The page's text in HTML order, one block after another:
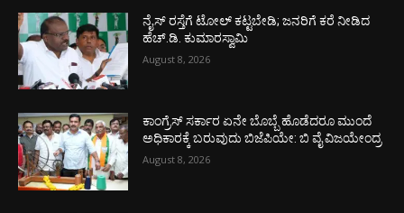
ನೈಸ್ ರಸ್ತೆಗೆ ಟೋಲ್ ಕಟ್ಟಬೇಡಿ; ಜನರಿಗೆ ಕರೆ ನೀಡಿದ
ಹೆಚ್.ಡಿ. ಕುಮಾರಸ್ವಾಮಿ
August 8, 2026
ಕಾಂಗ್ರೆಸ್ ಸರ್ಕಾರ ಏನೇ ಬೊಬ್ಬೆ ಹೊಡೆದರೂ ಮುಂದೆ
ಅಧಿಕಾರಕ್ಕೆ ಬರುವುದು ಬಿಜೆಪಿಯೇ: ಬಿ ವೈ ವಿಜಯೇಂದ್ರ
August 8, 2026